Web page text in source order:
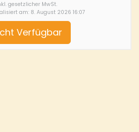
gesetzlicher MwSt.
am: 8. August 2026 16:07
Verfügbar